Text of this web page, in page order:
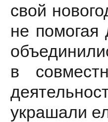
свой
не помогая
в
украшали